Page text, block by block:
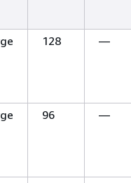
128 —
96 —